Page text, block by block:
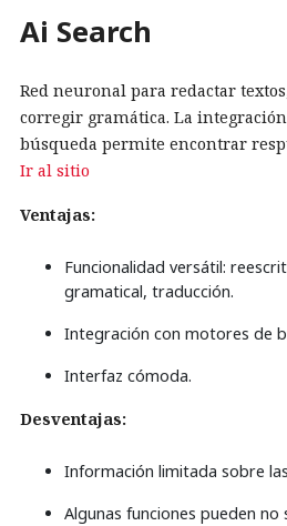
Ai Search
Red neuronal para redactar
corregir gramática. La
búsqueda permite encontrar
Ir al sitio
Ventajas:
Funcionalidad versátil:
gramatical, traducción.
Integración con motores de
Interfaz cómoda.
Desventajas:
Información limitada sobre
Algunas funciones pueden